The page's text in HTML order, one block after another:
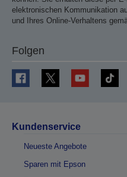
elektronischen Kommunikation
und Ihres Online-Verhaltens
Folgen
Kundenservice
Neueste Angebote
Sparen mit Epson